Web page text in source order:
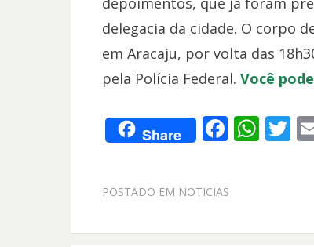
delegacia da cidade. O corpo
em Aracaju, por volta das
pela Polícia Federal. Você
Share F
b
o
W
A
T
POSTADO EM NOTICIAS